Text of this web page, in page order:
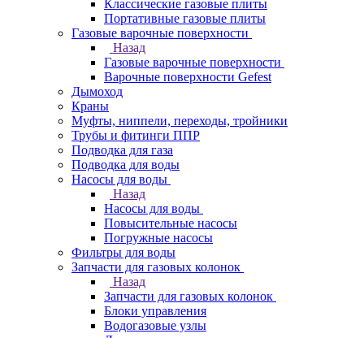
Классические газовые плиты
Портативные газовые плиты
Газовые варочные поверхности
Назад
Газовые варочные поверхности
Варочные поверхности Gefest
Дымоход
Краны
Муфты, ниппели, переходы, тройники
Трубы и фитинги ППР
Подводка для газа
Подводка для воды
Насосы для воды
Назад
Насосы для воды
Повысительные насосы
Погружные насосы
Фильтры для воды
Запчасти для газовых колонок
Назад
Запчасти для газовых колонок
Блоки управления
Водогазовые узлы